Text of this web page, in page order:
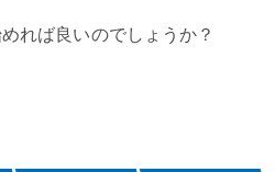
れば良いのでしょうか？